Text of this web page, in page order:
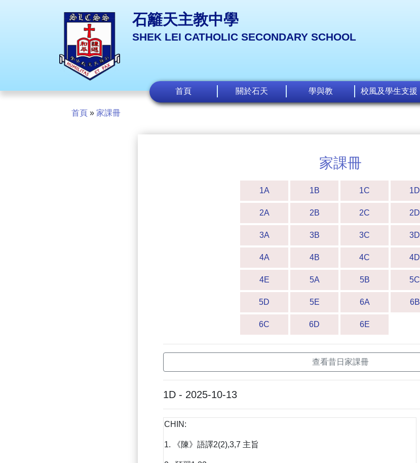
石籬天主教中學
SHEK LEI CATHOLIC SECONDARY SCHOOL
首頁 關於石天 學與教 校風及學生支援
首頁 » 家課冊
家課冊
1A 1B 1C 1D
2A 2B 2C 2D
3A 3B 3C 3D
4A 4B 4C 4D
4E 5A 5B 5C
5D 5E 6A 6B
6C 6D 6E
查看昔日家課冊
1D - 2025-10-13
CHIN:
1. 《陳》語譯2(2),3,7 主旨